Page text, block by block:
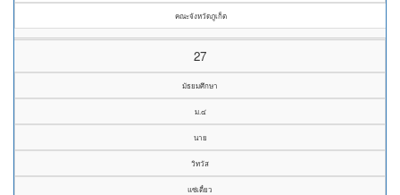
คณะจังหวัดภูเก็ต
27
มัธยมศึกษา
ม.๔
นาย
วิทวัส
แซ่เตี๋ยว